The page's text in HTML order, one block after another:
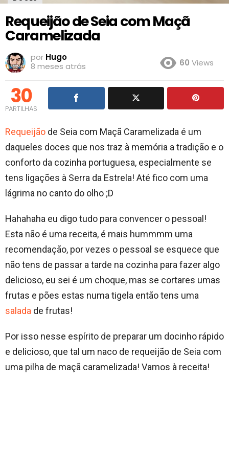
Requeijão de Seia com Maçã
Caramelizada
por Hugo
8 meses atrás
60 Views
30
PARTILHAS
Requeijão de Seia com Maçã Caramelizada é um
daqueles doces que nos traz à memória a tradição e o
conforto da cozinha portuguesa, especialmente se
tens ligações à Serra da Estrela! Até fico com uma
lágrima no canto do olho ;D
Hahahaha eu digo tudo para convencer o pessoal!
Esta não é uma receita, é mais hummmm uma
recomendação, por vezes o pessoal se esquece que
não tens de passar a tarde na cozinha para fazer algo
delicioso, eu sei é um choque, mas se cortares umas
frutas e pões estas numa tigela então tens uma
salada de frutas!
Por isso nesse espírito de preparar um docinho rápido
e delicioso, que tal um naco de requeijão de Seia com
uma pilha de maçã caramelizada! Vamos à receita!